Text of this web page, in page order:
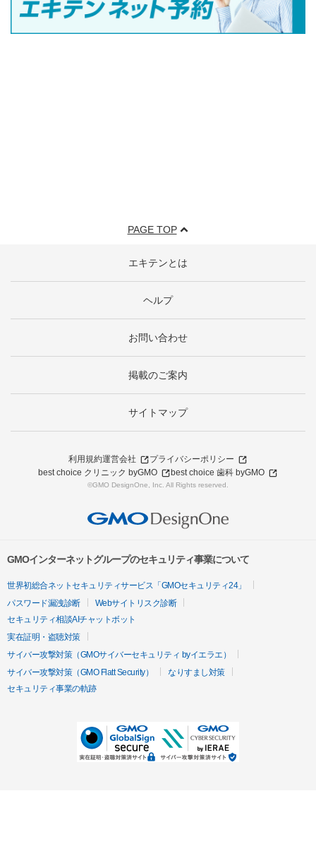
PAGE TOP
エキテンとは
ヘルプ
お問い合わせ
掲載のご案内
サイトマップ
利用規約運営会社
プライバシーポリシー
best choice クリニック byGMO
best choice 歯科 byGMO
©GMO DesignOne, Inc. All Rights reserved.
GMOインターネットグループのセキュリティ事業について
世界初総合ネットセキュリティサービス「GMOセキュリティ24」
パスワード漏洩診断
Webサイトリスク診断
セキュリティ相談AIチャットボット
実在証明・盗聴対策
サイバー攻撃対策（GMOサイバーセキュリティ byイエラエ）
サイバー攻撃対策（GMO Flatt Security）
なりすまし対策
セキュリティ事業の軌跡